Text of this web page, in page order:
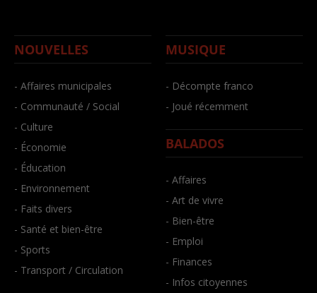
NOUVELLES
- Affaires municipales
- Communauté / Social
- Culture
- Économie
- Éducation
- Environnement
- Faits divers
- Santé et bien-être
- Sports
- Transport / Circulation
MUSIQUE
- Décompte franco
- Joué récemment
BALADOS
- Affaires
- Art de vivre
- Bien-être
- Emploi
- Finances
- Infos citoyennes